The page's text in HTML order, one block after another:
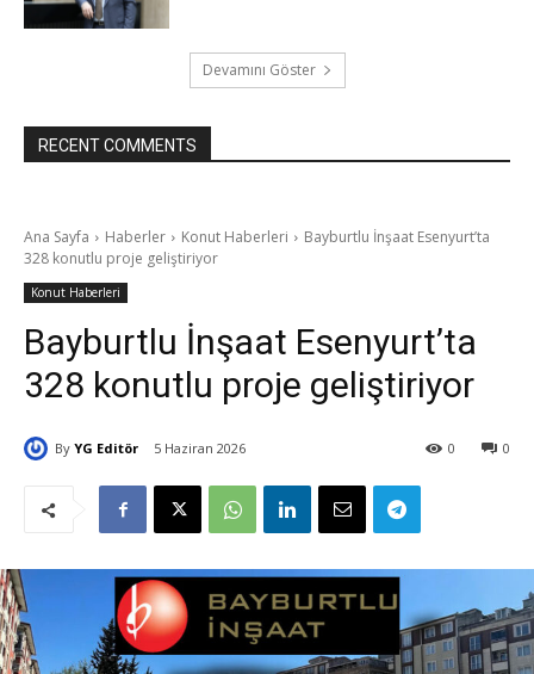
Devamını Göster
RECENT COMMENTS